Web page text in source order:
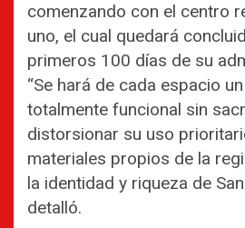
comenzando con el centro
uno, el cual quedará
primeros 100 días de su
“Se hará de cada espacio
totalmente funcional sin
distorsionar su uso
materiales propios de la
la identidad y riqueza de
detalló.